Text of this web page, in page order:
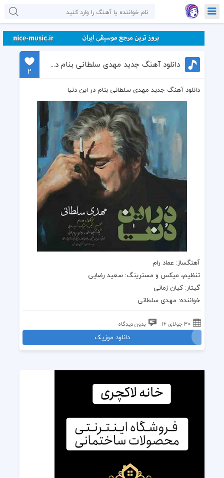
دانلود آهنگ جدید مهدی سلطانی بنام در این دنیا
2
دانلود آهنگ جدید مهدی سلطانی بنام در این دنیا
آهنگساز: عماد رام
تنظیم، میکس و مسترینگ: سعید رضایی
گیتار: کیان زمانی
خواننده: مهدی سلطانی
30 جولای 16 بدون دیدگاه
دانلود موزیک